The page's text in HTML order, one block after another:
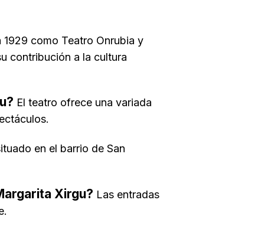
como Teatro Onrubia y
contribución a la cultura
El teatro ofrece una variada
en el barrio de San
Xirgu? Las entradas